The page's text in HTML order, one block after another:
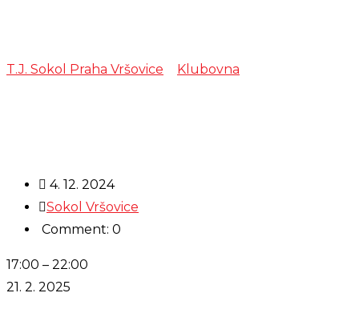
T.J. Sokol Praha Vršovice Klubovna
4. 12. 2024
Sokol Vršovice
Comment: 0
Šachy
17:00 – 22:00
21. 2. 2025